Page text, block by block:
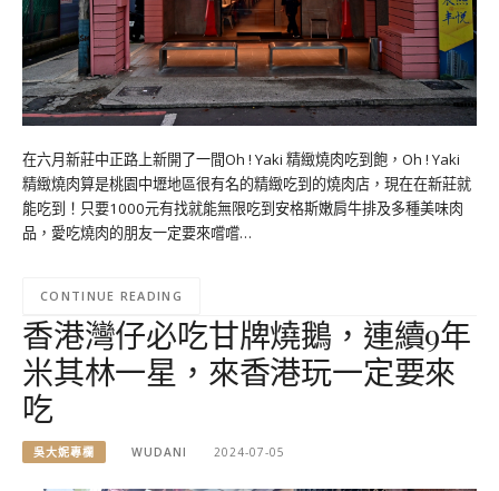
在六月新莊中正路上新開了一間Oh ! Yaki 精緻燒肉吃到飽，Oh ! Yaki
精緻燒肉算是桃園中壢地區很有名的精緻吃到的燒肉店，現在在新莊就
能吃到！只要1000元有找就能無限吃到安格斯嫩肩牛排及多種美味肉
品，愛吃燒肉的朋友一定要來嚐嚐…
CONTINUE READING
香港灣仔必吃甘牌燒鵝，連續9年
米其林一星，來香港玩一定要來
吃
吳大妮專欄 WUDANI 2024-07-05